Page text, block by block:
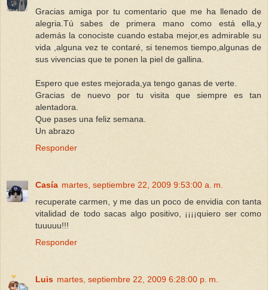
Gracias amiga por tu comentario que me ha llenado de
alegria.Tú sabes de primera mano como está ella,y
además la conociste cuando estaba mejor,es admirable su
vida ,alguna vez te contaré, si tenemos tiempo,algunas de
sus vivencias que te ponen la piel de gallina.
Espero que estes mejorada,ya tengo ganas de verte.
Gracias de nuevo por tu visita que siempre es tan
alentadora.
Que pases una feliz semana.
Un abrazo
Responder
Casía martes, septiembre 22, 2009 9:53:00 a. m.
recuperate carmen, y me das un poco de envidia con tanta
vitalidad de todo sacas algo positivo, ¡¡¡¡quiero ser como
tuuuuu!!!
Responder
Luis martes, septiembre 22, 2009 6:28:00 p. m.